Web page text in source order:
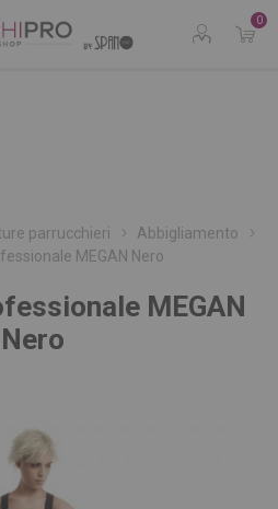
0
parrucchieri
Abbigliamento
MEGAN Nero
MEGAN
Nero